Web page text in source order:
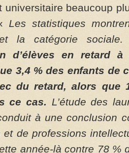
universitaire beaucoup
Les statistiques
la catégorie
d’élèves en retard
3,4 % des enfants de
du retard, alors que
ce cas. L’étude des
à une conclusion
et de professions
année-là contre 78 %